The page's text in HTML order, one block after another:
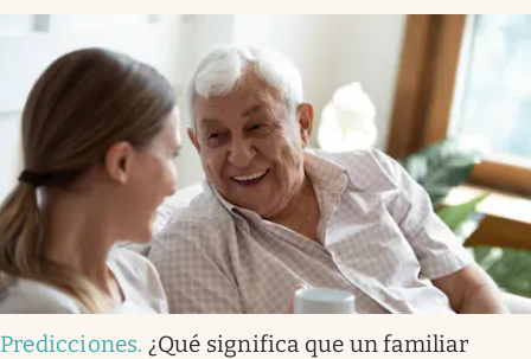
Predicciones. ¿Qué significa que un familiar